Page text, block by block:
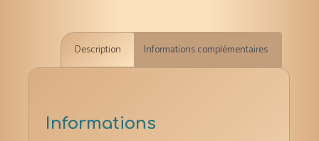
essentielle
2,5-
Description Informations complémentaires
Informations